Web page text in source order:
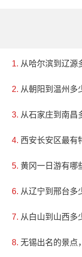
从哈尔滨到辽源
从朝阳到温州多
从石家庄到南昌
西安长安区最有
黄冈一日游有哪
从辽宁到邢台多
从白山到山西多
无锡出名的景点